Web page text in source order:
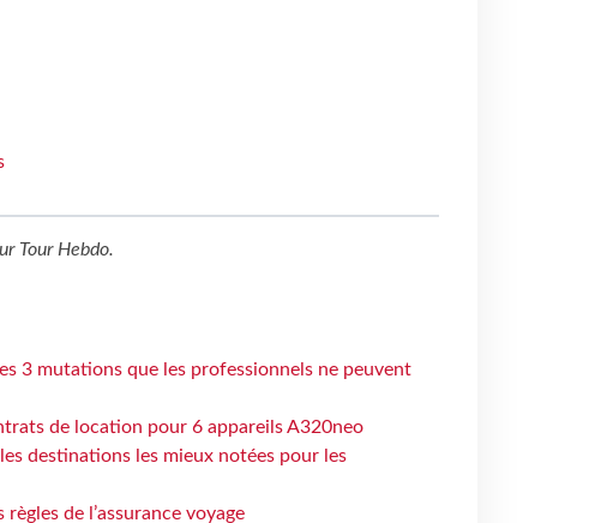
Tour Hebdo.
3 mutations que les professionnels ne peuvent
de location pour 6 appareils A320neo
destinations les mieux notées pour les
de l’assurance voyage